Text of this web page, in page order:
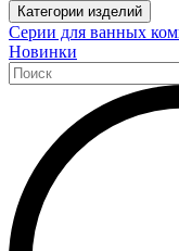
Категории изделий
Серии для ванных
Новинки